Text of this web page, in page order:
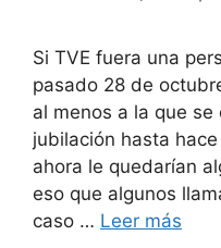
Si TVE fuera una
pasado 28 de
al menos a la que
jubilación hasta
ahora le quedarían
eso que algunos
caso … Leer más